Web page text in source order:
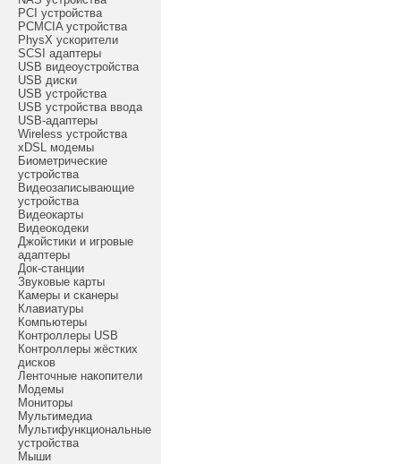
PCI устройства
PCMCIA устройства
PhysX ускорители
SCSI адаптеры
USB видеоустройства
USB диски
USB устройства
USB устройства ввода
USB-адаптеры
Wireless устройства
xDSL модемы
Биометрические
устройства
Видеозаписывающие
устройства
Видеокарты
Видеокодеки
Джойстики и игровые
адаптеры
Док-станции
Звуковые карты
Камеры и сканеры
Клавиатуры
Компьютеры
Контроллеры USB
Контроллеры жёстких
дисков
Ленточные накопители
Модемы
Мониторы
Мультимедиа
Мультифункциональные
устройства
Мыши